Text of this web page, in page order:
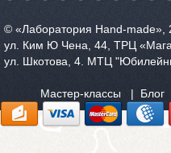
© «Лаборатория Hand-made»,
ул. Ким Ю Чена, 44, ТРЦ
ул. Шкотова, 4. МТЦ
Мастер-классы Блог